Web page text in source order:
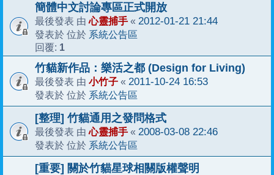
簡體中文討論專區正式開放
最後發表 由心靈捕手 « 2012-01-21 21:44
發表於 位於 系統公告區
回覆: 1
竹貓新作品：樂活之都 (Design for Living)
最後發表 由 小竹子 « 2011-10-24 16:53
發表於 位於 系統公告區
[整理] 竹貓通用之發問格式
最後發表 由心靈捕手 « 2008-03-08 22:46
發表於 位於 系統公告區
[重要] 關於竹貓星球相關版權聲明